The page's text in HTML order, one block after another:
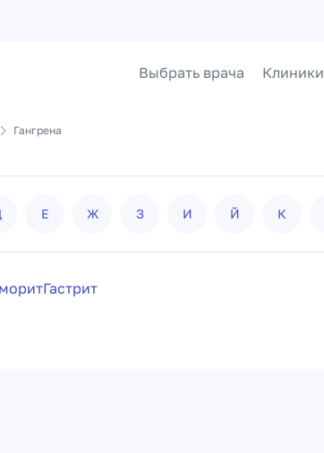
Выбрать врача Клиники
Гангрена
Е Ж З И Й К
Гастрит